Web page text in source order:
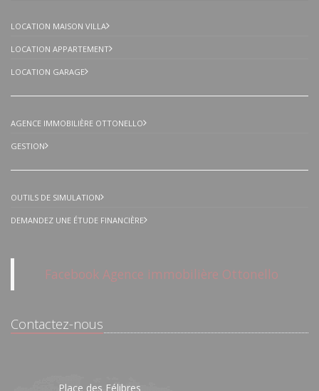
LOCATION MAISON VILLA
LOCATION APPARTEMENT
LOCATION GARAGE
AGENCE IMMOBILIÈRE OTTONELLO
GESTION
OUTILS DE SIMULATION
DEMANDEZ UNE ÉTUDE FINANCIÈRE
Facebook Agence immobilière Ottonello
Contactez-nous
Place des Félibres